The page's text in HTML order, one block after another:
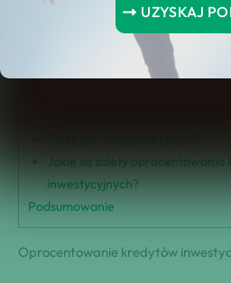
UZYSKAJ
Oprocentowanie kredytów
Kiedy możesz ubiegać się o
Jak ocenia się oprocentowanie
Jakie są zalety oprocentowania
inwestycyjnych?
Podsumowanie
Oprocentowanie kredytów